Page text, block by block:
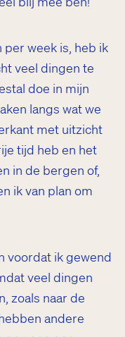
week is, heb ik
veel dingen te
doe in mijn
langs wat we
met uitzicht
tijd heb en het
in de bergen of,
ik van plan om
voordat ik gewend
veel dingen
zoals naar de
andere